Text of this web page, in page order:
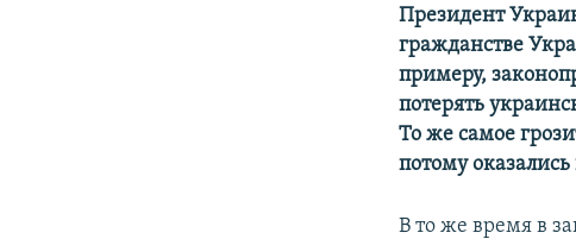
Президент
гражданстве
примеру,
потерять
То же самое
потому
В то же время в